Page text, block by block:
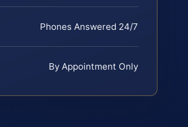
Phones Answered 24/7
By Appointment Only